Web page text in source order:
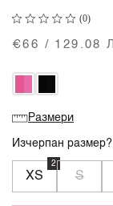
(0)
€66 / 129.08
Размери
Изчерпан
XS
2
S